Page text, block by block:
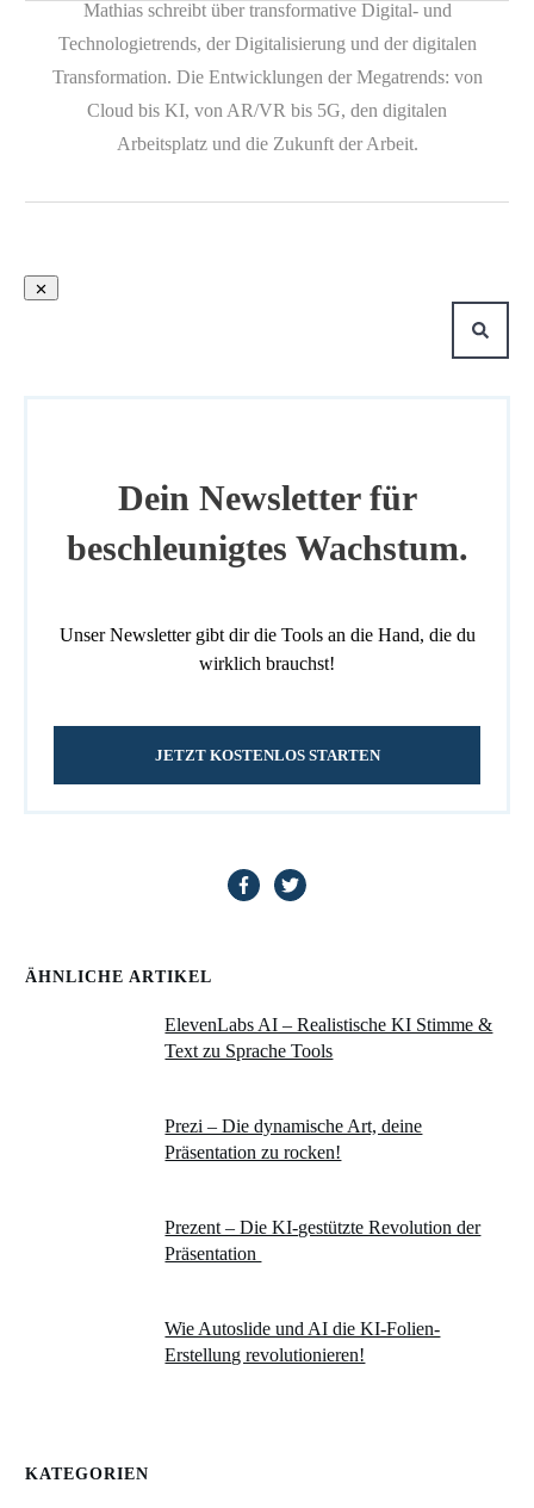
Mathias schreibt über transformative Digital- und
Technologietrends, der Digitalisierung und der digitalen
Transformation. Die Entwicklungen der Megatrends: von
Cloud bis KI, von AR/VR bis 5G, den digitalen
Arbeitsplatz und die Zukunft der Arbeit.
Dein Newsletter für
beschleunigtes Wachstum.
Unser Newsletter gibt dir die Tools an die Hand, die du
wirklich brauchst!
JETZT KOSTENLOS STARTEN
ÄHNLICHE ARTIKEL
ElevenLabs AI – Realistische KI Stimme &
Text zu Sprache Tools
Prezi – Die dynamische Art, deine
Präsentation zu rocken!
Prezent – Die KI-gestützte Revolution der
Präsentation
Wie Autoslide und AI die KI-Folien-
Erstellung revolutionieren!
KATEGORIEN